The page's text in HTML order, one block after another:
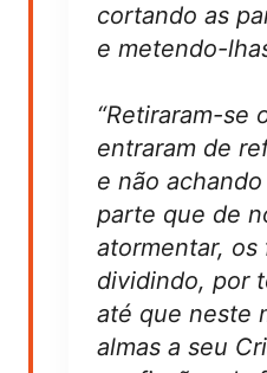
cortando as
e metendo-
“Retiraram-se
entraram de
e não
parte que de
atormentar,
dividindo, por
até que neste
almas a seu